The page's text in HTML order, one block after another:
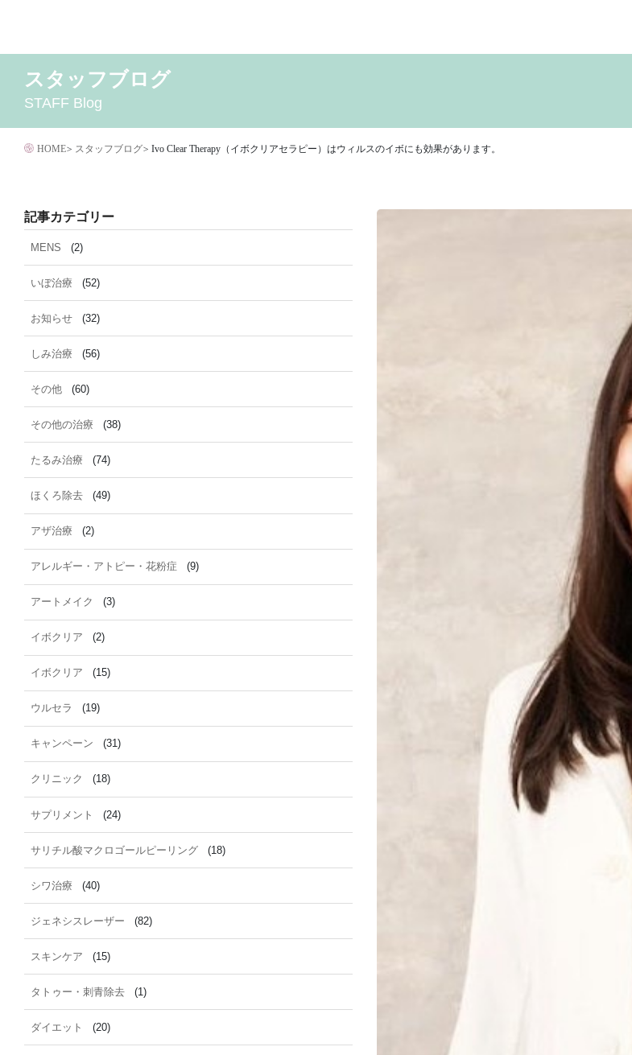
テ
へ
MENS いぼ治療
イボクリア
ダイエット
トーニング ニキビクリア ニキビ治療 ニキビ痕の凹み（ニキビ痕のクレーター）
ニキビ跡・凹みクレーター治療
ニキビ跡治療 ヒアルロン酸分解除去
2026年8月 2026年7月
スタッフブログ
STAFF Blog
HOME> スタッフブログ> Ivo Clear Therapy（イボクリアセラピー）はウィルスのイボにも効果があります。
記事カテゴリー
MENS (2)
いぼ治療 (52)
お知らせ (32)
しみ治療 (56)
その他 (60)
その他の治療 (38)
たるみ治療 (74)
ほくろ除去 (49)
アザ治療 (2)
アレルギー・アトピー・花粉症 (9)
アートメイク (3)
イボクリア (2)
イボクリア (15)
ウルセラ (19)
キャンペーン (31)
クリニック (18)
サプリメント (24)
サリチル酸マクロゴールピーリング (18)
シワ治療 (40)
ジェネシスレーザー (82)
スキンケア (15)
タトゥー・刺青除去 (1)
ダイエット (20)